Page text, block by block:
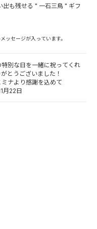
出も残せる " 一石三鳥 " ギフ
セージが入っています。
別な日を一緒に祝ってくれ
とうございました！
ミナより感謝を込めて
月22日